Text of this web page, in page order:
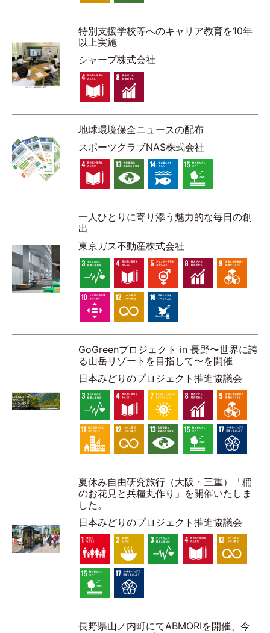
特別支援学校等へのキャリア教育を10年
以上実施
シャープ株式会社
地球環境保全ニュースの配布
スポーツクラブNAS株式会社
一人ひとりに寄り添う魅力的な毎日の創
出
東京ガス不動産株式会社
GoGreenプロジェクト in 長野〜世界に誇
る山岳リゾートを目指して〜を開催
⽇本みどりのプロジェクト推進協議会
夏休み自由研究旅行（大阪・三重）「稲
のお花見と兵糧丸作り」を開催いたしま
した。
⽇本みどりのプロジェクト推進協議会
長野県山ノ内町にてABMORIを開催、今